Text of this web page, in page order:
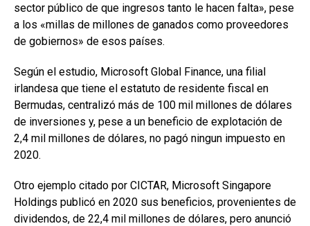
sector público de que ingresos tanto le hacen falta», pese
a los «millas de millones de ganados como proveedores
de gobiernos» de esos países.
Según el estudio, Microsoft Global Finance, una filial
irlandesa que tiene el estatuto de residente fiscal en
Bermudas, centralizó más de 100 mil millones de dólares
de inversiones y, pese a un beneficio de explotación de
2,4 mil millones de dólares, no pagó ningun impuesto en
2020.
Otro ejemplo citado por CICTAR, Microsoft Singapore
Holdings publicó en 2020 sus beneficios, provenientes de
dividendos, de 22,4 mil millones de dólares, pero anunció